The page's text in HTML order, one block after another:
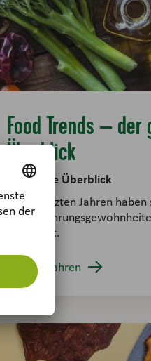
Food Trends – der
Überblick
Der große Überblick
In den letzten Jahren haben
und
verändert.
Mehr erfahren